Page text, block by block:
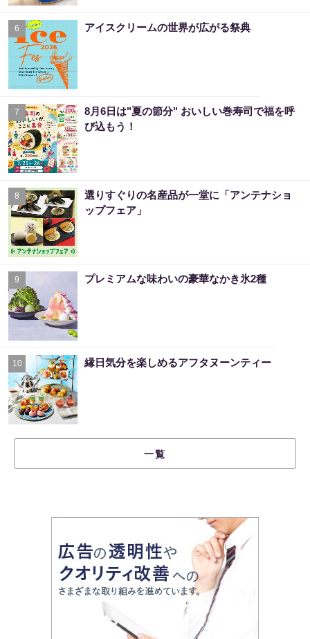
6 アイスクリームの世界が広がる祭典
7
8月6日は"夏の節分" おいしい巻寿司で福を呼
び込もう！
8
選りすぐりの名産品が一堂に「アンテナショ
ップフェア」
9 プレミアムな味わいの豪華なかき氷2種
10 縁日気分を楽しめるアフタヌーンティー
一覧